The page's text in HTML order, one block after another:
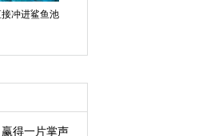
冲进鲨鱼池
得一片掌声